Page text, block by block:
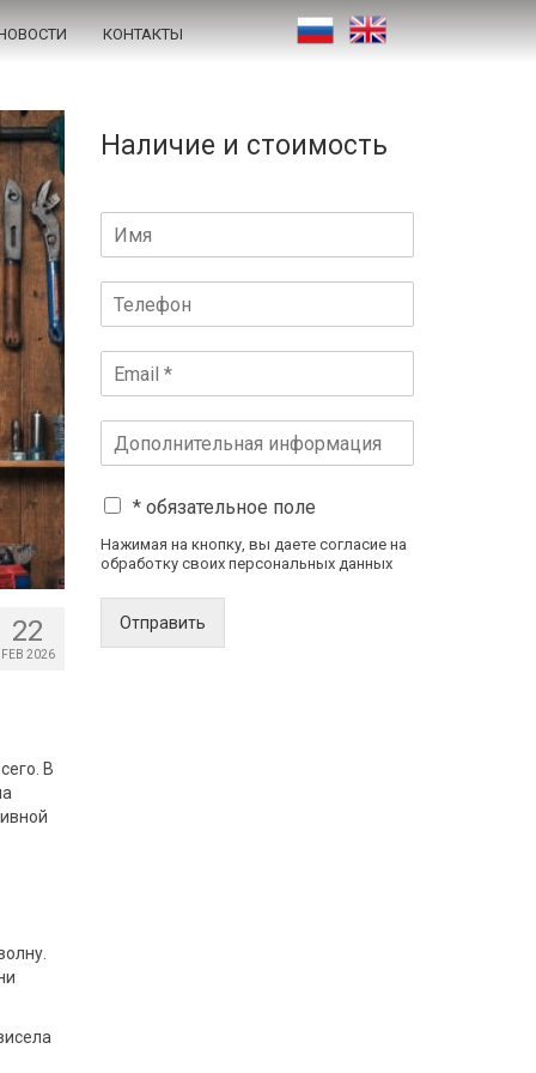
КОНТАКТЫ
22
FEB 2026
В
Наличие и стоимость
* обязательное поле
Нажимая на кнопку, вы даете согласие на
обработку своих персональных данных
Отправить